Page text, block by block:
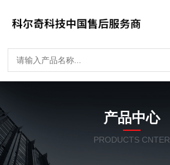
产品中心
PRODUCTS CNTER